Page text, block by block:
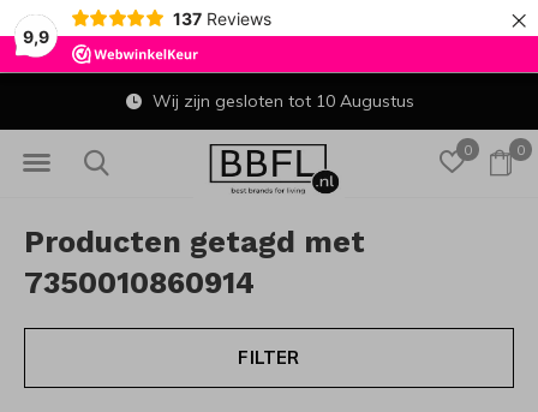
9,9
137 Reviews ×
0 0
Wij zijn gesloten tot 10 Augustus
Producten getagd met
7350010860914
FILTER